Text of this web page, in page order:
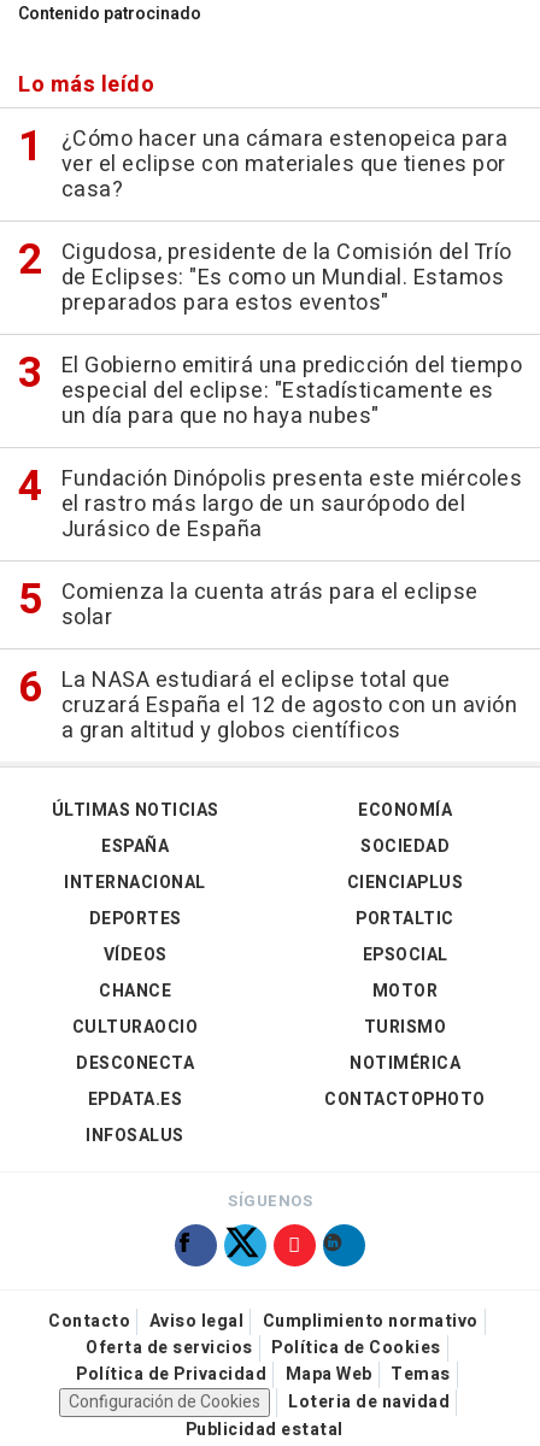
Contenido patrocinado
Lo más leído
¿Cómo hacer una cámara estenopeica para
ver el eclipse con materiales que tienes por
casa?
Cigudosa, presidente de la Comisión del Trío
de Eclipses: "Es como un Mundial. Estamos
preparados para estos eventos"
El Gobierno emitirá una predicción del tiempo
especial del eclipse: "Estadísticamente es
un día para que no haya nubes"
Fundación Dinópolis presenta este miércoles
el rastro más largo de un saurópodo del
Jurásico de España
Comienza la cuenta atrás para el eclipse
solar
La NASA estudiará el eclipse total que
cruzará España el 12 de agosto con un avión
a gran altitud y globos científicos
ÚLTIMAS NOTICIAS
ESPAÑA
INTERNACIONAL
DEPORTES
VÍDEOS
ECONOMÍA
SOCIEDAD
CIENCIAPLUS
PORTALTIC
EPSOCIAL
CHANCE
CULTURAOCIO
DESCONECTA
EPDATA.ES
INFOSALUS
MOTOR
TURISMO
NOTIMÉRICA
CONTACTOPHOTO
SÍGUENOS
Contacto Aviso legal
Cumplimiento normativo
Oferta de servicios
Política de Cookies
Política de Privacidad
Mapa Web
Temas
Configuración de Cookies
Loteria de navidad
Publicidad estatal